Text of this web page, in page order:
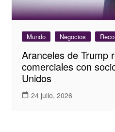
Mundo Negocios
Aranceles de Trump
comerciales con
Unidos
24 julio, 2026